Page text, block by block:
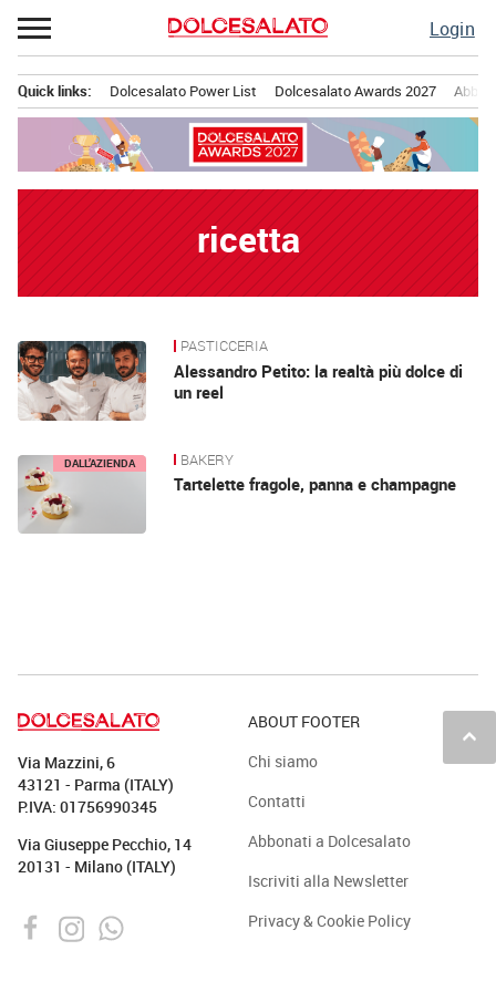
Passa
al
Login
principale
Quick links: Dolcesalato Power List Dolcesalato Awards 2027
ricetta
News PASTICCERIA
Alessandro Petito: la realtà più dolce di
un reel
DALL’AZIENDA BAKERY
Tartelette fragole, panna e champagne
keyboard_arrow_up
Via Mazzini, 6
43121 - Parma (ITALY)
P.IVA: 01756990345
Via Giuseppe Pecchio, 14
20131 - Milano (ITALY)
ABOUT FOOTER
Chi siamo
Contatti
Abbonati a Dolcesalato
Iscriviti alla Newsletter
Privacy & Cookie Policy